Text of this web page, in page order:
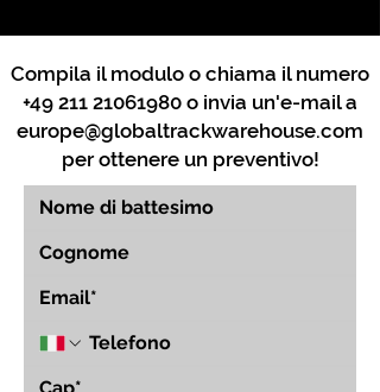
Compila il modulo o chiama il numero
+49 211 21061980 o invia un'e-mail a
europe@globaltrackwarehouse.com
per ottenere un preventivo!